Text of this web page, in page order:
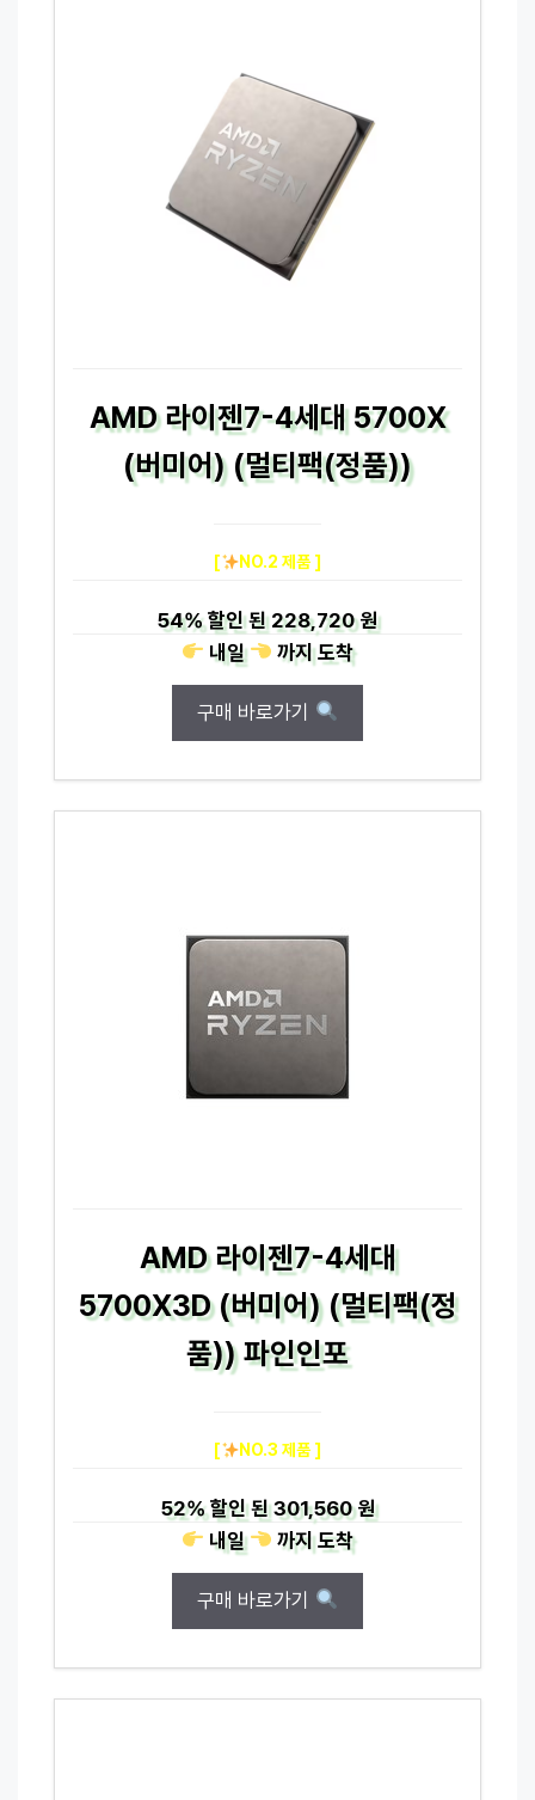
AMD 라이젠7-4세대 5700X
(버미어) (멀티팩(정품))
[ NO.2 제품 ]
54%할인 된228,720 원
내일
까지도착
구매 바로가기
AMD 라이젠7-4세대
5700X3D (버미어) (멀티팩(정
품)) 파인인포
[ NO.3 제품 ]
52%할인 된301,560 원
내일
까지도착
구매 바로가기